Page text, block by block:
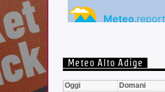
Meteo Alto Adige
Oggi Domani